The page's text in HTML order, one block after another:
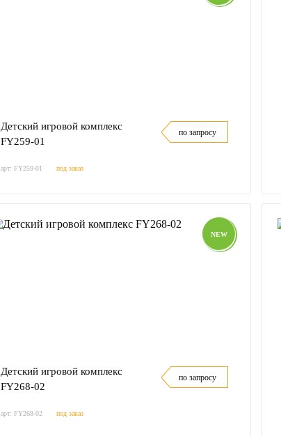
Детский игровой комплекс
FY259-01
по запросу
арт: FY259-01 под заказ
NEW
Детский игровой комплекс
FY268-02
по запросу
арт: FY268-02 под заказ